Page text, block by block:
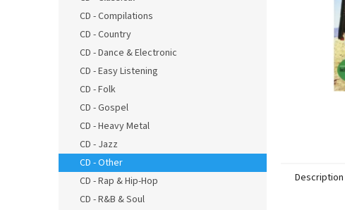
CD - Compilations
CD - Country
CD - Dance & Electronic
CD - Easy Listening
CD - Folk
CD - Gospel
CD - Heavy Metal
CD - Jazz
CD - Other
CD - Rap & Hip-Hop
CD - R&B & Soul
Description